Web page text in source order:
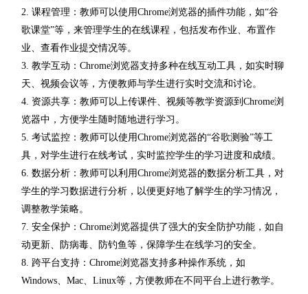
2. 课程管理：教师可以使用Chrome浏览器的插件功能，如“谷
歌课堂”等，来管理学生的在线课程，包括发布作业、布置作
业、查看作业提交情况等。
3. 教学互动：Chrome浏览器支持多种在线互动工具，如实时聊
天、视频会议等，方便教师与学生进行实时交流和讨论。
4. 资源共享：教师可以上传课件、视频等教学资源到Chrome浏
览器中，方便学生随时随地进行学习。
5. 考试监控：教师可以使用Chrome浏览器的“谷歌测验”等工
具，对学生进行在线考试，实时监控学生的学习进度和成绩。
6. 数据分析：教师可以利用Chrome浏览器的数据分析工具，对
学生的学习数据进行分析，以便更好地了解学生的学习情况，
调整教学策略。
7. 安全保护：Chrome浏览器提供了强大的安全防护功能，如自
动更新、防病毒、防钓鱼等，保障学生在线学习的安全。
8. 跨平台支持：Chrome浏览器支持多种操作系统，如
Windows、Mac、Linux等，方便教师在不同平台上进行教学。